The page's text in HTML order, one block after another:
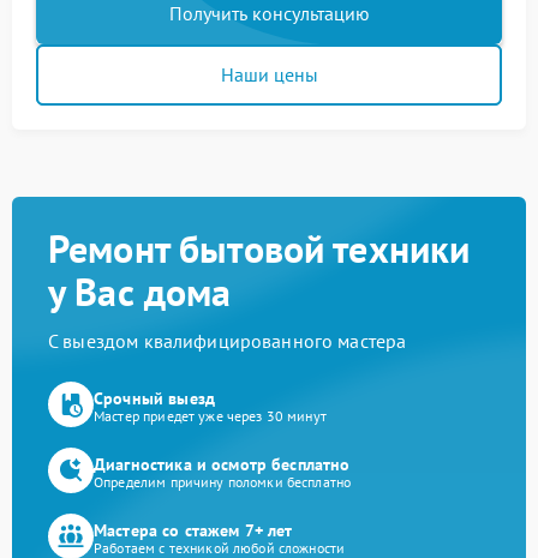
Получить консультацию
Наши цены
Ремонт бытовой техники
у Вас дома
С выездом квалифицированного мастера
Срочный выезд
Мастер приедет уже через 30 минут
Диагностика и осмотр бесплатно
Определим причину поломки бесплатно
Мастера со стажем 7+ лет
Работаем с техникой любой сложности